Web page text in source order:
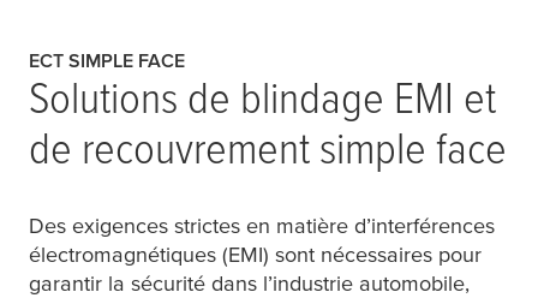
ECT SIMPLE FACE
Solutions de blindage EMI et
de recouvrement simple face
Des exigences strictes en matière d’interférences
électromagnétiques (EMI) sont nécessaires pour
garantir la sécurité dans l’industrie automobile,